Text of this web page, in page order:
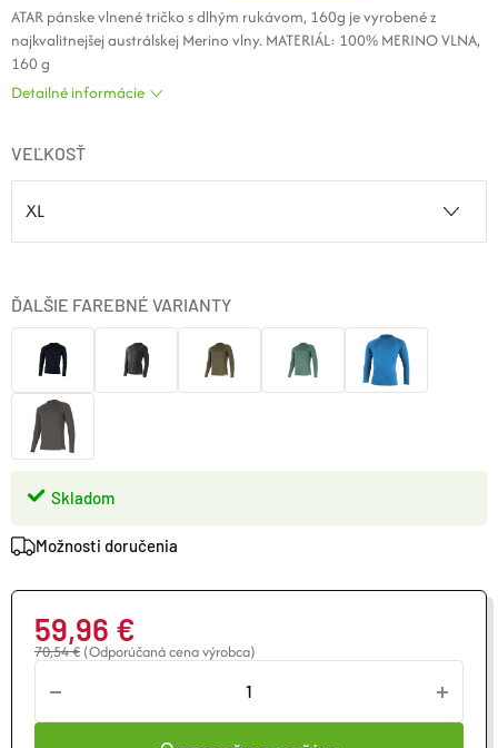
Značky
Podmienky ochrany osobných údajov
Kontakty
Veľkostné tabuľky
Výmena a vrátenie
Reklamácie
ATAR pánske vlnené tričko s dlhým rukávom, 160g je vyrobené z
najkvalitnejšej austrálskej Merino vlny. MATERIÁL: 100% MERINO VLNA,
160 g
Detailné informácie
VEĽKOSŤ
Skladom
ĎALŠIE FAREBNÉ VARIANTY
Možnosti doručenia
70,54 € (Odporúčaná cena výrobca)
59,96 €
Jednotková